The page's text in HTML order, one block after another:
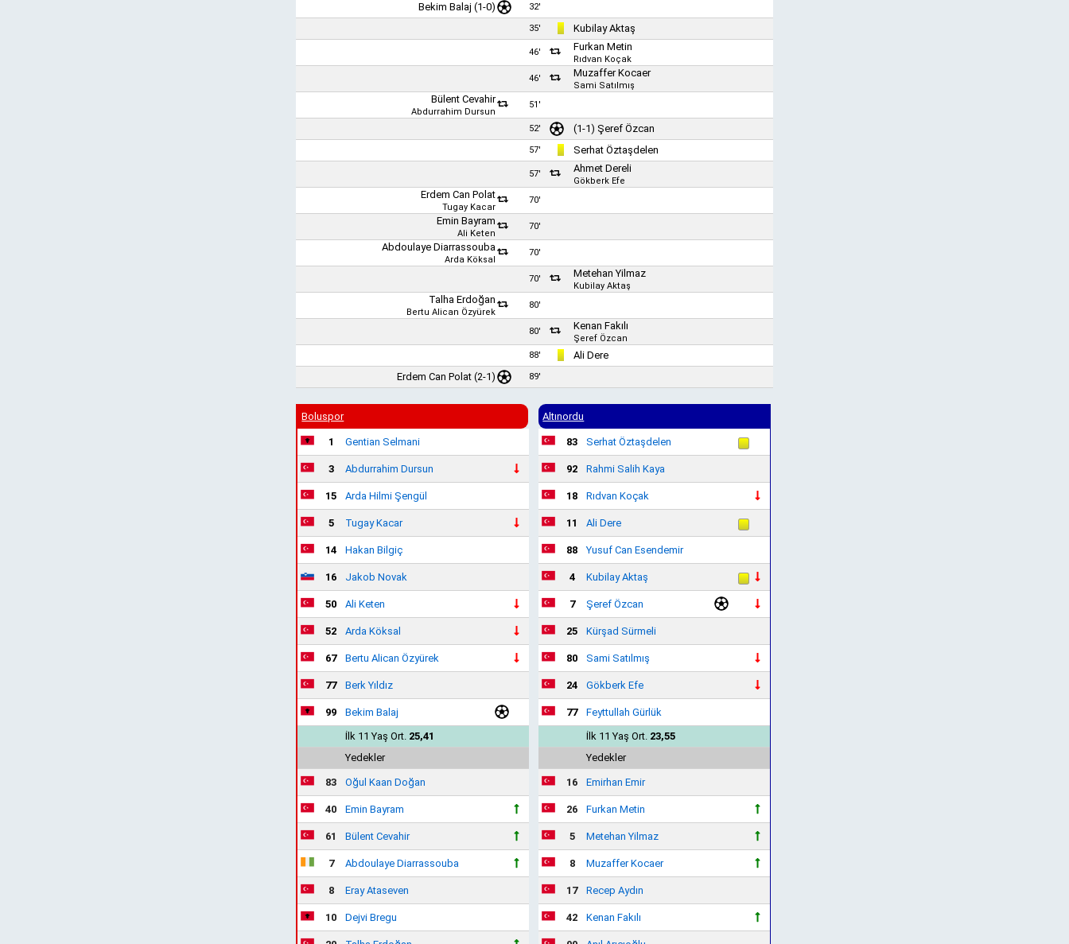
Bekim Balaj (1-0) 32'
35' Kubilay Aktaş
46' Furkan Metin
Rıdvan Koçak
46'
Muzaffer Kocaer
Sami Satılmış
Bülent Cevahir
Abdurrahim Dursun
51'
52' (1-1) Şeref Özcan
57' Serhat Öztaşdelen
57' Ahmet Dereli
Gökberk Efe
Erdem Can Polat
Tugay Kacar
70'
Emin Bayram
Ali Keten
70'
Abdoulaye Diarrassouba
Arda Köksal
70'
70' Metehan Yilmaz
Kubilay Aktaş
Talha Erdoğan
Bertu Alican Özyürek
80'
80' Kenan Fakılı
Şeref Özcan
88'
Ali Dere
Erdem Can Polat (2-1) 89'
Boluspor
1 Gentian Selmani
3 Abdurrahim Dursun
15 Arda Hilmi Şengül
5 Tugay Kacar
14 Hakan Bilgiç
16 Jakob Novak
50 Ali Keten
52 Arda Köksal
67 Bertu Alican Özyürek
77 Berk Yıldız
99
Bekim Balaj
İlk 11 Yaş Ort. 25,41
Yedekler
83 Oğul Kaan Doğan
40 Emin Bayram
61 Bülent Cevahir
7 Abdoulaye Diarrassouba
8 Eray Ataseven
10 Dejvi Bregu
Altınordu
83 Serhat Öztaşdelen
92 Rahmi Salih Kaya
18 Rıdvan Koçak
11 Ali Dere
88 Yusuf Can Esendemir
4 Kubilay Aktaş
7 Şeref Özcan
25 Kürşad Sürmeli
80 Sami Satılmış
24 Gökberk Efe
77
Feyttullah Gürlük
İlk 11 Yaş Ort. 23,55
Yedekler
16 Emirhan Emir
26 Furkan Metin
5 Metehan Yilmaz
8 Muzaffer Kocaer
17 Recep Aydın
42 Kenan Fakılı